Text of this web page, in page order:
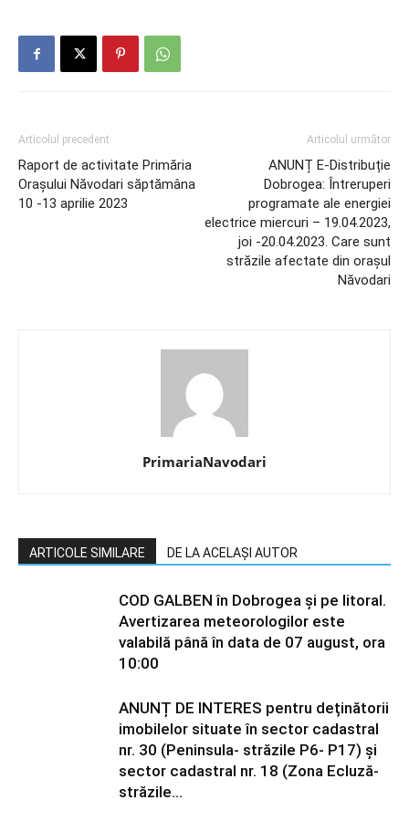
Articolul precedent
Raport de activitate Primăria
Orașului Năvodari săptămâna
10 -13 aprilie 2023
Articolul următor
ANUNȚ E-Distribuție
Dobrogea: Întreruperi
programate ale energiei
electrice miercuri – 19.04.2023,
joi -20.04.2023. Care sunt
străzile afectate din orașul
Năvodari
PrimariaNavodari
ARTICOLE SIMILARE DE LA ACELAȘI AUTOR
COD GALBEN în Dobrogea și pe litoral.
Avertizarea meteorologilor este
valabilă până în data de 07 august, ora
10:00
ANUNȚ DE INTERES pentru deținătorii
imobilelor situate în sector cadastral
nr. 30 (Peninsula- străzile P6- P17) și
sector cadastral nr. 18 (Zona Ecluză-
străzile...